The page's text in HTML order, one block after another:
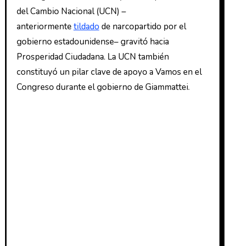
del Cambio Nacional (UCN) –
anteriormentetildado de narcopartido por el
gobierno estadounidense– gravitó hacia
Prosperidad Ciudadana. La UCN también
constituyó un pilar clave de apoyo a Vamos en el
Congreso durante el gobierno de Giammattei.